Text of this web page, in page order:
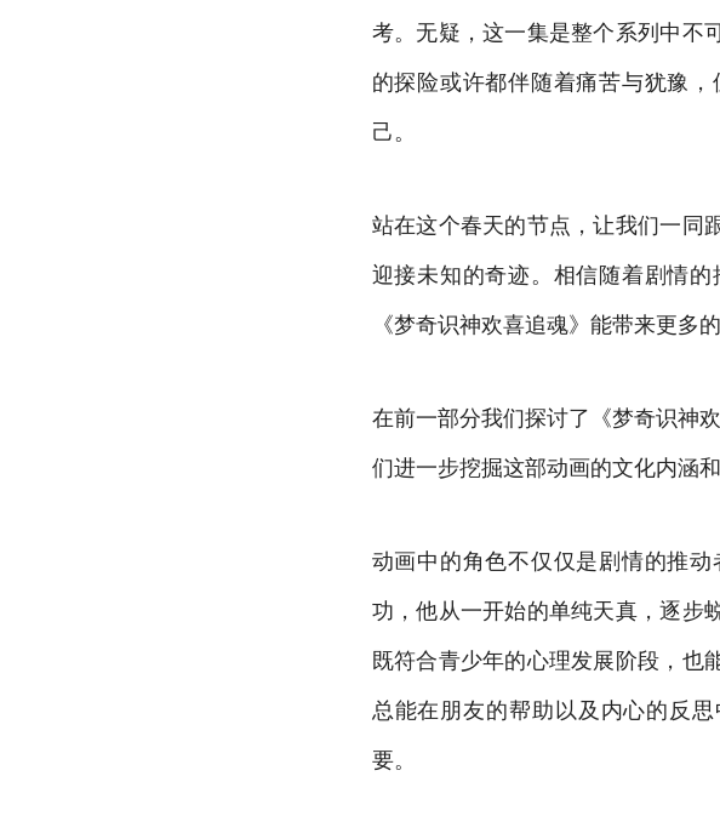
考。无疑，这一集是整个系列中不
的探险或许都伴随着痛苦与犹豫
己。
站在这个春天的节点，让我们一同
迎接未知的奇迹。相信随着剧情
《梦奇识神欢喜追魂》能带来更多
在前一部分我们探讨了《梦奇识神
们进一步挖掘这部动画的文化内涵
动画中的角色不仅仅是剧情的推
功，他从一开始的单纯天真，逐步
既符合青少年的心理发展阶段，也
总能在朋友的帮助以及内心的反
要。